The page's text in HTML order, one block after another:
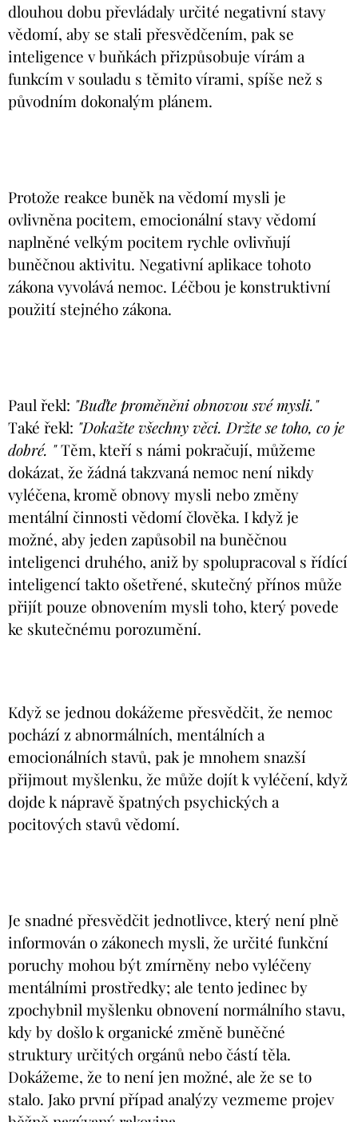
dlouhou dobu převládaly určité negativní stavy
vědomí, aby se stali přesvědčením, pak se
inteligence v buňkách přizpůsobuje vírám a
funkcím v souladu s těmito vírami, spíše než s
původním dokonalým plánem.
Protože reakce buněk na vědomí mysli je
ovlivněna pocitem, emocionální stavy vědomí
naplněné velkým pocitem rychle ovlivňují
buněčnou aktivitu. Negativní aplikace tohoto
zákona vyvolává nemoc. Léčbou je konstruktivní
použití stejného zákona.
Paul řekl: "Buďte proměněni obnovou své mysli."
Také řekl: "Dokažte všechny věci. Držte se toho, co je
dobré. "Těm, kteří s námi pokračují, můžeme
dokázat, že žádná takzvaná nemoc není nikdy
vyléčena, kromě obnovy mysli nebo změny
mentální činnosti vědomí člověka. I když je
možné, aby jeden zapůsobil na buněčnou
inteligenci druhého, aniž by spolupracoval s řídící
inteligencí takto ošetřené, skutečný přínos může
přijít pouze obnovením mysli toho, který povede
ke skutečnému porozumění.
Když se jednou dokážeme přesvědčit, že nemoc
pochází z abnormálních, mentálních a
emocionálních stavů, pak je mnohem snazší
přijmout myšlenku, že může dojít k vyléčení, když
dojde k nápravě špatných psychických a
pocitových stavů vědomí.
Je snadné přesvědčit jednotlivce, který není plně
informován o zákonech mysli, že určité funkční
poruchy mohou být zmírněny nebo vyléčeny
mentálními prostředky; ale tento jedinec by
zpochybnil myšlenku obnovení normálního stavu,
kdy by došlo k organické změně buněčné
struktury určitých orgánů nebo částí těla.
Dokážeme, že to není jen možné, ale že se to
stalo. Jako první případ analýzy vezmeme projev